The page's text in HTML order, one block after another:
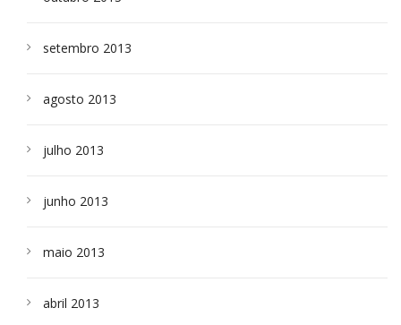
setembro 2013
agosto 2013
julho 2013
junho 2013
maio 2013
abril 2013